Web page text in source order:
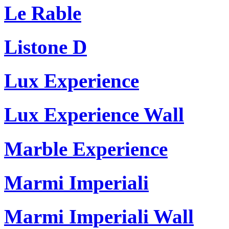
Le Rable
Listone D
Lux Experience
Lux Experience Wall
Marble Experience
Marmi Imperiali
Marmi Imperiali Wall